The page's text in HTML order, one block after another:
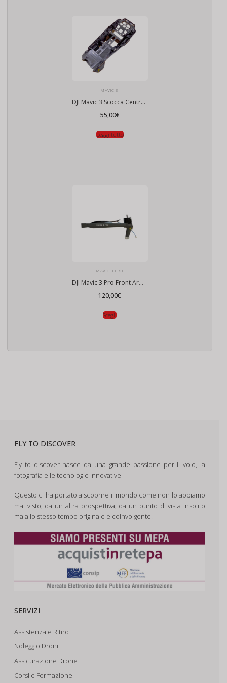
MAVIC 3
DJI Mavic 3 Scocca Centrale
55,00€
Leggi tutto
MAVIC 3 PRO
DJI Mavic 3 Pro Front Arm – Braccio anteriore
120,00€
Scegli
FLY TO DISCOVER
Fly to discover nasce da una grande passione per il volo, la
fotografia e le tecnologie innovative
Questo ci ha portato a scoprire il mondo come non lo abbiamo
mai visto, da un altra prospettiva, da un punto di vista insolito
ma allo stesso tempo originale e coinvolgente.
SERVIZI
Assistenza e Ritiro
Noleggio Droni
Assicurazione Drone
Corsi e Formazione